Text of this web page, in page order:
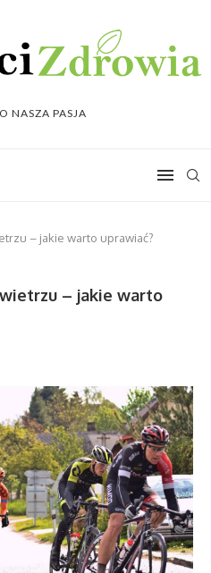
NASZA PASJA
– jakie warto uprawiać?
– jakie warto